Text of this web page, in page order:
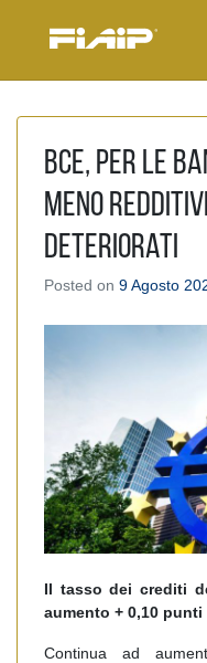
Bce, per le
meno
deteriorati
Posted on 9 Agosto
Il tasso dei crediti
aumento + 0,10
Continua ad